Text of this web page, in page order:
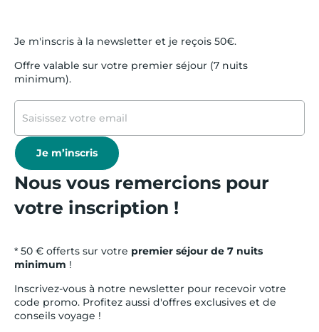
Je m'inscris à la newsletter et je reçois 50€.
Offre valable sur votre premier séjour (7 nuits
minimum).
Je m’inscris
Nous vous remercions pour
votre inscription !
* 50 € offerts sur votre premier séjour de 7 nuits
minimum !
Inscrivez-vous à notre newsletter pour recevoir votre
code promo. Profitez aussi d'offres exclusives et de
conseils voyage !